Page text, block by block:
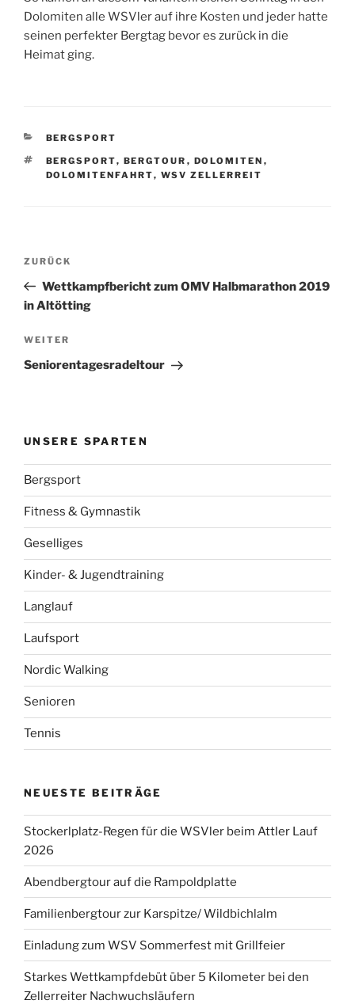
Dolomiten alle WSVler auf ihre Kosten und jeder hatte
seinen perfekter Bergtag bevor es zurück in die
Heimat ging.
KATEGORIEN
BERGSPORT
SCHLAGWÖRTER
BERGSPORT, BERGTOUR , DOLOMITEN ,
DOLOMITENFAHRT, WSV ZELLERREIT
Beitragsnavigation
Vorheriger
Beitrag
ZURÜCK
Wettkampfbericht zum OMV Halbmarathon 2019
in Altötting
Nächster
Beitrag
WEITER
Seniorentagesradeltour
UNSERE SPARTEN
Bergsport
Fitness & Gymnastik
Geselliges
Kinder- & Jugendtraining
Langlauf
Laufsport
Nordic Walking
Senioren
Tennis
NEUESTE BEITRÄGE
Stockerlplatz-Regen für die WSVler beim Attler Lauf
2026
Abendbergtour auf die Rampoldplatte
Familienbergtour zur Karspitze/ Wildbichlalm
Einladung zum WSV Sommerfest mit Grillfeier
Starkes Wettkampfdebüt über 5 Kilometer bei den
Zellerreiter Nachwuchsläufern